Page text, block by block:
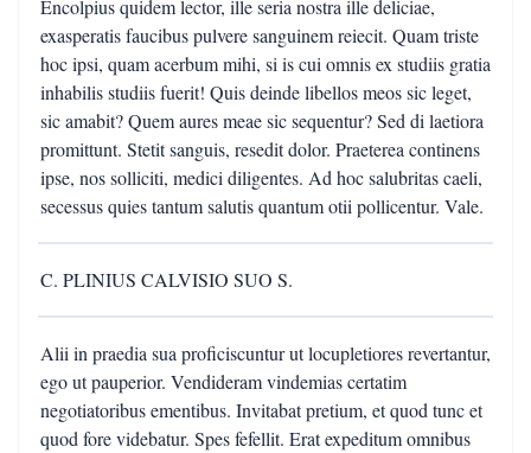
Encolpius quidem lector, ille seria nostra ille deliciae,
exasperatis faucibus pulvere sanguinem reiecit. Quam triste
hoc ipsi, quam acerbum mihi, si is cui omnis ex studiis gratia
inhabilis studiis fuerit! Quis deinde libellos meos sic leget,
sic amabit? Quem aures meae sic sequentur? Sed di laetiora
promittunt. Stetit sanguis, resedit dolor. Praeterea continens
ipse, nos solliciti, medici diligentes. Ad hoc salubritas caeli,
secessus quies tantum salutis quantum otii pollicentur. Vale.
C. PLINIUS CALVISIO SUO S.
Alii in praedia sua proficiscuntur ut locupletiores revertantur,
ego ut pauperior. Vendideram vindemias certatim
negotiatoribus ementibus. Invitabat pretium, et quod tunc et
quod fore videbatur. Spes fefellit. Erat expeditum omnibus